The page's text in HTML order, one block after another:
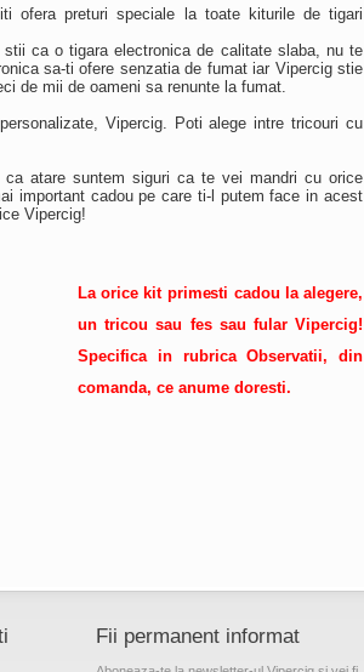
ofera preturi speciale la toate kiturile de tigari
ca o tigara electronica de calitate slaba, nu te
sa-ti ofere senzatia de fumat iar Vipercig stie
de mii de oameni sa renunte la fumat.
Vipercig. Poti alege intre tricouri cu
atare suntem siguri ca te vei mandri cu orice
important cadou pe care ti-l putem face in acest
Vipercig!
La orice kit primesti cadou la alegere,
un tricou sau fes sau fular Vipercig!
Specifica in rubrica Observatii, din
comanda, ce anume doresti.
Fii permanent informat